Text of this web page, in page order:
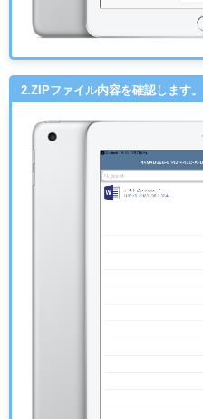
2.ZIPファイル内容を確認します。